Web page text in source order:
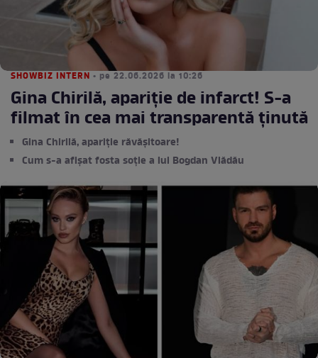
SHOWBIZ INTERN • pe 22.06.2026 la 10:26
Gina Chirilă, apariție de infarct! S-a
filmat în cea mai transparentă ținută
Gina Chirilă, apariție răvășitoare!
Cum s-a afișat fosta soție a lui Bogdan Vlădău